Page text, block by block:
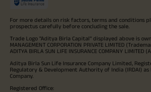
For more details on risk factors, terms and conditions
prospectus carefully before concluding the sale.
Trade Logo "Aditya Birla Capital" displayed above is
MANAGEMENT CORPORATION PRIVATE LIMITED
ADITYA BIRLA SUN LIFE INSURANCE COMPANY LIMITED
Aditya Birla Sun Life Insurance Company Limited,
Regulatory & Development Authority of India (IRDAI) as
Company.
Registered Office: